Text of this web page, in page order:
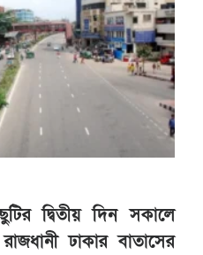
দ্বিতীয় দিন সকালে
ঢাকার বাতাসের